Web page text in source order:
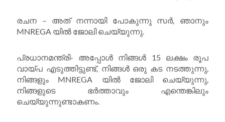
രചന – അത് നന്നായി പോകുന്നു സർ, ഞാനും
MNREGA യിൽ ജോലി ചെയ്യുന്നു.
പ്രധാനമന്ത്രി- അപ്പോൾ നിങ്ങൾ 15 ലക്ഷം രൂപ
വായ്പ എടുത്തിട്ടുണ്ട്, നിങ്ങൾ ഒരു കട നടത്തുന്നു,
നിങ്ങളും MNREGA യിൽ ജോലി ചെയ്യുന്നു,
നിങ്ങളുടെ ഭർത്താവും എന്തെങ്കിലും
ചെയ്യുന്നുണ്ടാകണം.